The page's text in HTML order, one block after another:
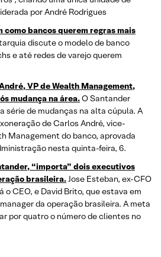
por André Rodrigues
como bancos querem regras mais
discute o modelo de banco
e até redes de varejo querem
VP de Wealth Management,
mudança na área.O Santander
série de mudanças na alta cúpula. A
de Carlos André, vice-
Management do banco, aprovada
nesta quinta-feira, 6.
“importa” dois executivos
brasileira.Jose Esteban, ex-CFO
o CEO, e David Brito, que estava em
da operação brasileira. A meta
por quatro o número de clientes no